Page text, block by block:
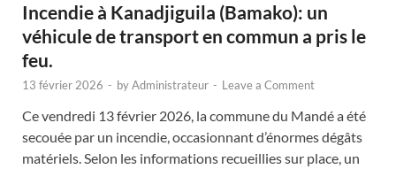
Incendie à Kanadjiguila (Bamako): un
véhicule de transport en commun a pris le
feu.
13 février 2026 - byAdministrateur - Leave a Comment
Ce vendredi 13 février 2026, la commune du Mandé a été
secouée par un incendie, occasionnant d’énormes dégâts
matériels. Selon les informations recueillies sur place, un